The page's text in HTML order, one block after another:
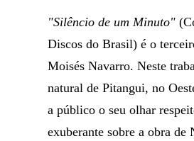
"Silêncio de um Minuto"
Discos do Brasil) é o
Moisés Navarro. Neste
natural de Pitangui, no
a público o seu olhar
exuberante sobre a obra de